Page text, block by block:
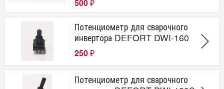
500 ₽
Потенциометр для сварочного
инвертора DEFORT DWI-160
250 ₽
Потенциометр для сварочного